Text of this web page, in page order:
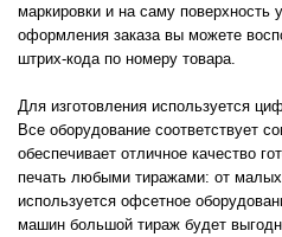
маркировки и на саму поверхность
оформления заказа вы можете
штрих-кода по номеру товара.
Для изготовления используется
Все оборудование соответствует
обеспечивает отличное качество
печать любыми тиражами: от
используется офсетное
машин большой тираж будет